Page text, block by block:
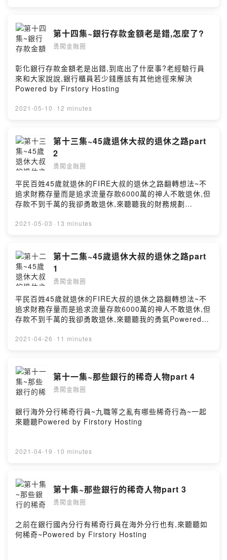
第十四集~銀行存款金額老是錯,怎麼了?
勇闖金融圈
彰化銀行存款金額老是出錯,到底出了什麼事?老經驗行員
來和大家說說,銀行櫃員若少錢應該有其他途徑來解決
Powered by Firstory Hosting
2021-05-10 · 12 minutes
第十三集~45歲退休大叔的退休之路part
2
勇闖金融圈
平民百姓45歲就退休的FIRE大叔的退休之路翻轉想法~不
追求財務存量而是追求流量存款6000萬的神人不敢退休,但
存款不到千萬的我卻勇敢退休,來聽聽我的財務規劃
2021-05-03 · 13 minutes
第十二集~45歲退休大叔的退休之路part
1
勇闖金融圈
平民百姓45歲就退休的FIRE大叔的退休之路翻轉想法~不
追求財務存量而是追求流量存款6000萬的神人不敢退休,但
存款不到千萬的我卻勇敢退休,來聽聽我的勇氣Powered
2021-04-26 · 11 minutes
第十一集~那些銀行的稀奇人物part 4
勇闖金融圈
銀行海外分行稀奇行員~九職等之亂有哪些稀奇行為~一起
來聽聽Powered by Firstory Hosting
2021-04-19 · 10 minutes
第十集~那些銀行的稀奇人物part 3
勇闖金融圈
之前在銀行國內分行有稀奇行員在海外分行也有,來聽聽如
何稀奇~Powered by Firstory Hosting